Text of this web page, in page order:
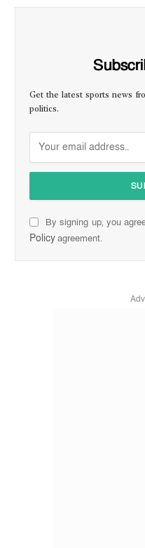
Get the latest sports news
politics.
By signing up, you
Policyagreement.